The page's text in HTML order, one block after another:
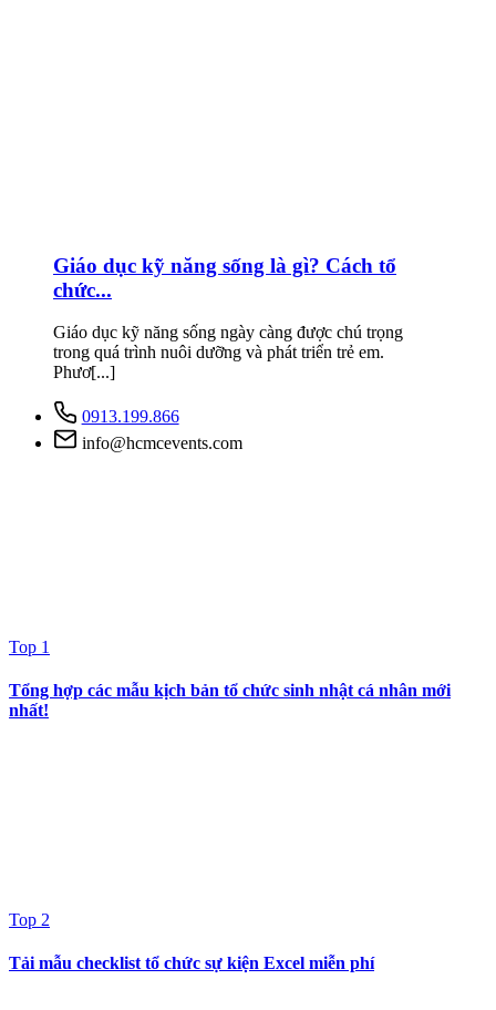
Giáo dục kỹ năng sống là gì? Cách tổ
chức...
Giáo dục kỹ năng sống ngày càng được chú trọng
trong quá trình nuôi dưỡng và phát triển trẻ em.
Phươ[...]
0913.199.866
info@hcmcevents.com
Top 1
Tổng hợp các mẫu kịch bản tổ chức sinh nhật cá nhân mới
nhất!
Top 2
Tải mẫu checklist tổ chức sự kiện Excel miễn phí